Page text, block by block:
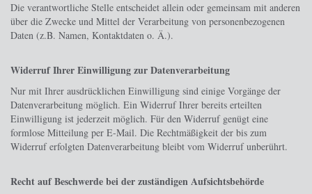
Die verantwortliche Stelle entscheidet allein oder gemeinsam mit anderen
über die Zwecke und Mittel der Verarbeitung von personenbezogenen
Daten (z.B. Namen, Kontaktdaten o. Ä.).
Widerruf Ihrer Einwilligung zur Datenverarbeitung
Nur mit Ihrer ausdrücklichen Einwilligung sind einige Vorgänge der
Datenverarbeitung möglich. Ein Widerruf Ihrer bereits erteilten
Einwilligung ist jederzeit möglich. Für den Widerruf genügt eine
formlose Mitteilung per E-Mail. Die Rechtmäßigkeit der bis zum
Widerruf erfolgten Datenverarbeitung bleibt vom Widerruf unberührt.
Recht auf Beschwerde bei der zuständigen Aufsichtsbehörde